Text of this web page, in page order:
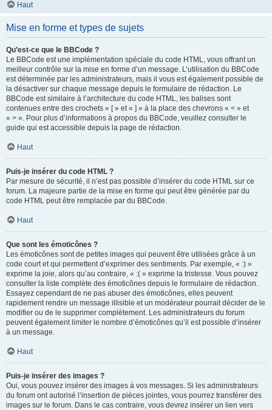
Haut
Mise en forme et types de sujets
Qu’est-ce que le BBCode ?
Le BBCode est une implémentation spéciale du code HTML, vous offrant un
meilleur contrôle sur la mise en forme d’un message. L’utilisation du BBCode
est déterminée par les administrateurs, mais il vous est également possible de
la désactiver sur chaque message depuis le formulaire de rédaction. Le
BBCode est similaire à l’architecture du code HTML, les balises sont
contenues entre des crochets « [ » et « ] » à la place des chevrons « < » et
« > ». Pour plus d’informations à propos du BBCode, veuillez consulter le
guide qui est accessible depuis la page de rédaction.
Haut
Puis-je insérer du code HTML ?
Par mesure de sécurité, il n’est pas possible d’insérer du code HTML sur ce
forum. La majeure partie de la mise en forme qui peut être générée par du
code HTML peut être remplacée par du BBCode.
Haut
Que sont les émoticônes ?
Les émoticônes sont de petites images qui peuvent être utilisées grâce à un
code court et qui permettent d’exprimer des sentiments. Par exemple, « :) »
exprime la joie, alors qu’au contraire, « :( » exprime la tristesse. Vous pouvez
consulter la liste complète des émoticônes depuis le formulaire de rédaction.
Essayez cependant de ne pas abuser des émoticônes, elles peuvent
rapidement rendre un message illisible et un modérateur pourrait décider de le
modifier ou de le supprimer complètement. Les administrateurs du forum
peuvent également limiter le nombre d’émoticônes qu’il est possible d’insérer
à un message.
Haut
Puis-je insérer des images ?
Oui, vous pouvez insérer des images à vos messages. Si les administrateurs
du forum ont autorisé l’insertion de pièces jointes, vous pourrez transférer des
images sur le forum. Dans le cas contraire, vous devrez insérer un lien vers